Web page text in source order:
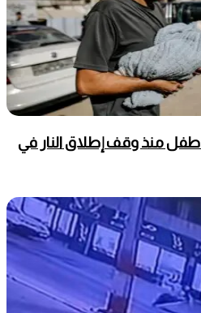
اليونيسف: استشهاد 300 طفل منذ وقف إطلاق النار في